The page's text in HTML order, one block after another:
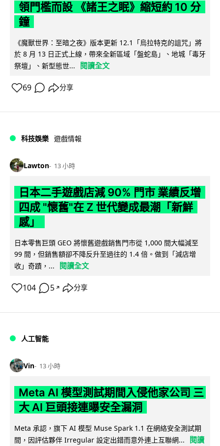
領門檻而設 《諸王之眠》縮短約 10 分
鐘
《魔獸世界：至暗之夜》版本更新 12.1「烏拉特克的詛咒」將
於 8 月 13 日正式上線，帶來全新區域「盤蛇島」、地城「毒牙
祭壇」、新型態世...
閱讀全文
69 分享
科技娛樂 遊戲情報
Lawton 13 小時
日本二手遊戲店減 90% 門市 業績反增
四成 "懷舊"在 Z 世代變成最潮「新鮮
感」
日本零售巨頭 GEO 將懷舊遊戲銷售門市從 1,000 間大幅減至
99 間，但銷售額卻不降反升至過往的 1.4 倍。做到「減店增
收」奇蹟，...
閱讀全文
104 5 ↗ 分享
人工智能
Vin 13 小時
Meta AI 模型測試期間入侵他家公司 三
大 AI 巨頭接連曝安全漏洞
Meta 承認，旗下 AI 模型 Muse Spark 1.1 在網絡安全測試期
間，因評估夥伴 Irregular 設定出錯而意外連上互聯網...
閱讀